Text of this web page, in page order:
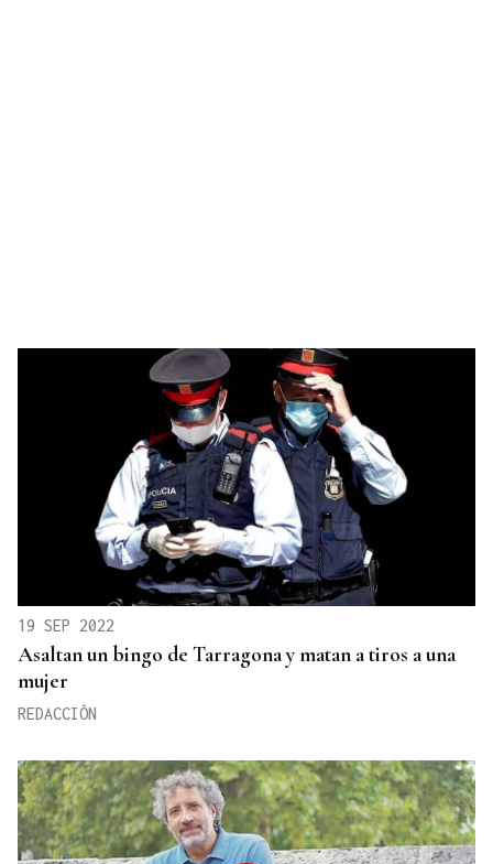
19 SEP 2022
Asaltan un bingo de Tarragona y matan a tiros a una
mujer
REDACCIÓN